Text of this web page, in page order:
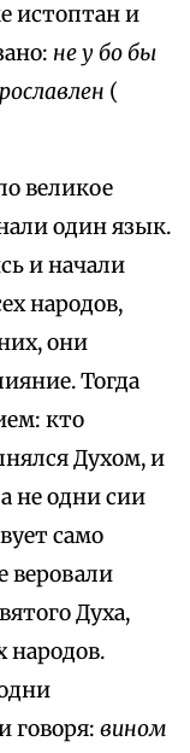
истоптан и
не у бо бы
(
великое
один язык.
и начали
народов,
они
Тогда
кто
Духом, и
не одни сии
само
веровали
Духа,
народов.
говоря: вином